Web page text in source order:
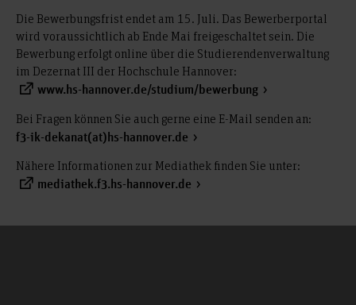
Die Bewerbungsfrist endet am 15. Juli. Das Bewerberportal
wird voraussichtlich ab Ende Mai freigeschaltet sein. Die
Bewerbung erfolgt online über die Studierendenverwaltung
im Dezernat III der Hochschule Hannover:
www.hs-hannover.de/studium/bewerbung
Bei Fragen können Sie auch gerne eine E-Mail senden an:
f3-ik-dekanat(at)hs-hannover.de
Nähere Informationen zur Mediathek finden Sie unter:
mediathek.f3.hs-hannover.de